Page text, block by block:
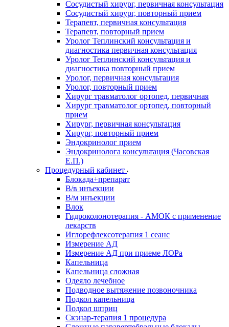
Сосудистый хирург, первичная консультация
Сосудистый хирург, повторный прием
Терапевт, первичная консультация
Терапевт, повторный прием
Уролог Теплинский консультация и
диагностика первичная консультация
Уролог Теплинский консультация и
диагностика повторный прием
Уролог, первичная консультация
Уролог, повторный прием
Хирург травматолог ортопед, первичная
Хирург травматолог ортопед, повторный
прием
Хирург, первичная консультация
Хирург, повторный прием
Эндокринолог прием
Эндокринолога консультация (Часовская
Е.П.)
Процедурный кабинет
Блокада+препарат
В/в инъекции
В/м инъекции
Влок
Гидроколонотерапия - АМОК с применение
лекарств
Иглорефлексотерапия 1 сеанс
Измерение АД
Измерение АД при приеме ЛОРа
Капельница
Капельница сложная
Одеяло лечебное
Подводное вытяжение позвоночника
Подкол капельница
Подкол шприц
Скэнар-терапия 1 процедура